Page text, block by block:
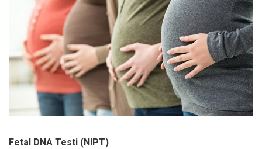
Fetal DNA Testi (NIPT)